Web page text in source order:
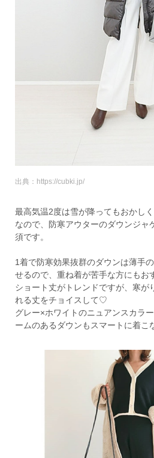
出典：https://cubki.jp/
最高気温2度は雪が降ってもおかし
なので、防寒アウターのダウンジャ
須です。
1着で防寒効果抜群のダウンは薄手
せるので、重ね着が苦手な方にもお
ショート丈がトレンドですが、寒が
れる丈をチョイスして♡
グレー×ホワイトのニュアンスカラ
ームのあるダウンもスマートに着こ